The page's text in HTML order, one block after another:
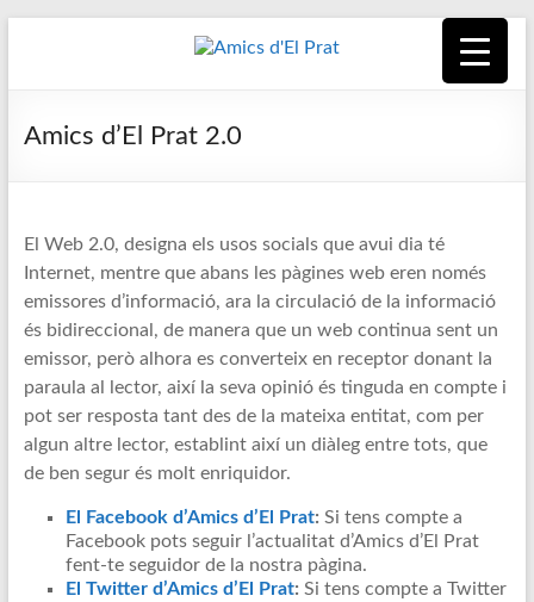
d'El
nascuda amb
tots els
pratencs
Amics d’El Prat 2.0
El Web 2.0, designa els usos socials que avui dia té
Internet, mentre que abans les pàgines web eren només
emissores d’informació, ara la circulació de la informació
és bidireccional, de manera que un web continua sent un
emissor, però alhora es converteix en receptor donant la
paraula al lector, així la seva opinió és tinguda en compte i
pot ser resposta tant des de la mateixa entitat, com per
algun altre lector, establint així un diàleg entre tots, que
de ben segur és molt enriquidor.
El Facebook d’Amics d’El Prat: Si tens compte a
Facebook pots seguir l’actualitat d’Amics d’El Prat
fent-te seguidor de la nostra pàgina.
El Twitter d’Amics d’El Prat: Si tens compte a Twitter